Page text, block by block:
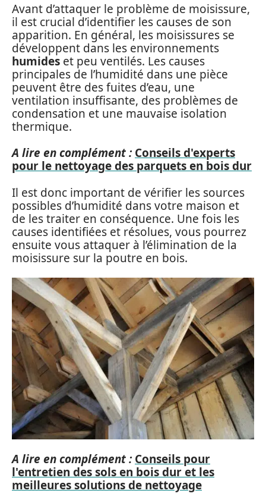
Avant d’attaquer le problème de moisissure,
il est crucial d’identifier les causes de son
apparition. En général, les moisissures se
développent dans les environnements
humides et peu ventilés. Les causes
principales de l’humidité dans une pièce
peuvent être des fuites d’eau, une
ventilation insuffisante, des problèmes de
condensation et une mauvaise isolation
thermique.
A lire en complément : Conseils d'experts
pour le nettoyage des parquets en bois dur
Il est donc important de vérifier les sources
possibles d’humidité dans votre maison et
de les traiter en conséquence. Une fois les
causes identifiées et résolues, vous pourrez
ensuite vous attaquer à l’élimination de la
moisissure sur la poutre en bois.
A lire en complément : Conseils pour
l'entretien des sols en bois dur et les
meilleures solutions de nettoyage